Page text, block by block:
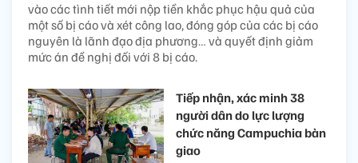
vào các tình tiết mới nộp tiền khắc phục hậu quả của
một số bị cáo và xét công lao, đóng góp của các bị cáo
nguyên là lãnh đạo địa phương… và quyết định giảm
mức án đề nghị đối với 8 bị cáo.
Tiếp nhận, xác minh 38
người dân do lực lượng
chức năng Campuchia bàn
giao